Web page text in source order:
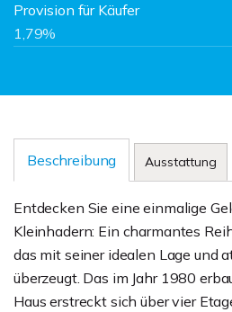
Provision für Käufer
1,79%
Beschreibung Ausstattung
Entdecken Sie eine einmalige
Kleinhadern: Ein charmantes
das mit seiner idealen Lage und
überzeugt. Das im Jahr 1980
Haus erstreckt sich über vier